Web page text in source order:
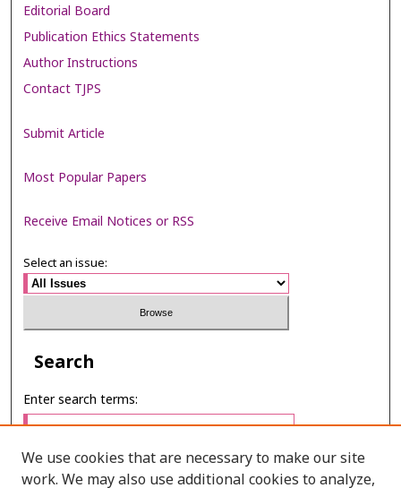
Editorial Board
Publication Ethics Statements
Author Instructions
Contact TJPS
Submit Article
Most Popular Papers
Receive Email Notices or RSS
Select an issue:
Search
Enter search terms:
We use cookies that are necessary to make our site
work. We may also use additional cookies to analyze,